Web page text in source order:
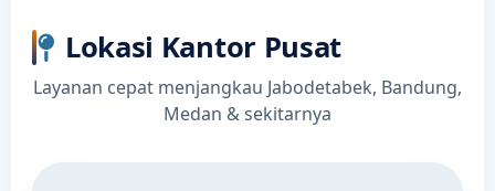
Lokasi Kantor Pusat
Layanan cepat menjangkau Jabodetabek, Bandung,
Medan & sekitarnya